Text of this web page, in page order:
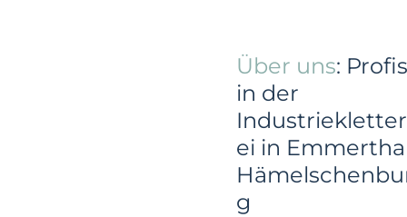
Über uns: Profis
in der
Industriekletter
ei in
g